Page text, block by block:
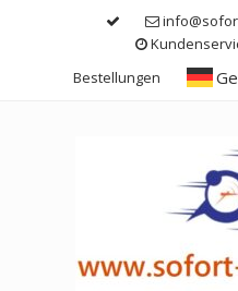
Bestellungen